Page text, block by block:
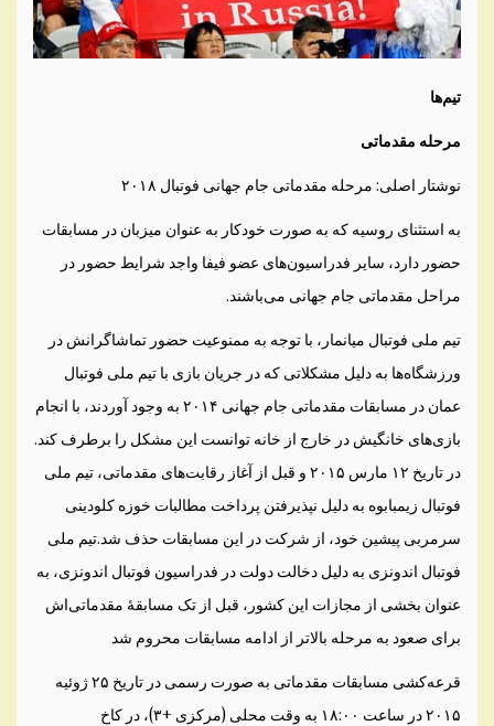
تیم‌ها
مرحله مقدماتی
نوشتار اصلی: مرحله مقدماتی جام جهانی فوتبال ۲۰۱۸
به استثنای روسیه که به صورت خودکار به عنوان میزبان در مسابقات
حضور دارد، سایر فدراسیون‌های عضو فیفا واجد شرایط حضور در
مراحل مقدماتی جام جهانی می‌باشند.
تیم ملی فوتبال میانمار، با توجه به ممنوعیت حضور تماشاگرانش در
ورزشگاه‌ها به دلیل مشکلاتی که در جریان بازی با تیم ملی فوتبال
عمان در مسابقات مقدماتی جام جهانی ۲۰۱۴ به وجود آوردند، با انجام
بازی‌های خانگیش در خارج از خانه توانست این مشکل را برطرف کند.
در تاریخ ۱۲ مارس ۲۰۱۵ و قبل از آغاز رقابت‌های مقدماتی، تیم ملی
فوتبال زیمبابوه به دلیل نپذیرفتن پرداخت مطالبات خوزه کلودینی
سرمربی پیشین خود، از شرکت در این مسابقات حذف شد.تیم ملی
فوتبال اندونزی به دلیل دخالت دولت در فدراسیون فوتبال اندونزی، به
عنوان بخشی از مجازات این کشور، قبل از تک مسابقهٔ مقدماتی‌اش
برای صعود به مرحله بالاتر از ادامه مسابقات محروم شد
قرعه‌کشی مسابقات مقدماتی به صورت رسمی در تاریخ ۲۵ ژوئیه
۲۰۱۵ در ساعت ۱۸:۰۰ به وقت محلی (مرکزی +۳)، در کاخ